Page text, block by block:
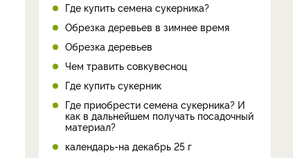
Где купить семена сукерника?
Обрезка деревьев в зимнее время
Обрезка деревьев
Чем травить совкувесноц
Где купить сукерник
Где приобрести семена сукерника? И
как в дальнейшем получать посадочный
материал?
календарь-на декабрь 25 г